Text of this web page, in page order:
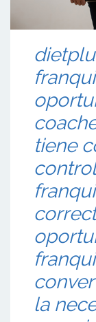
tiene
la